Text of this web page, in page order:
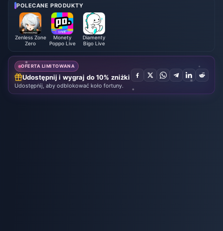
POLECANE PRODUKTY
Zenless Zone
Zero
Monety
Poppo Live
Diamenty
Bigo Live
OFERTA LIMITOWANA
Udostępnij i wygraj do 10% zniżki
Udostępnij, aby odblokować koło fortuny.